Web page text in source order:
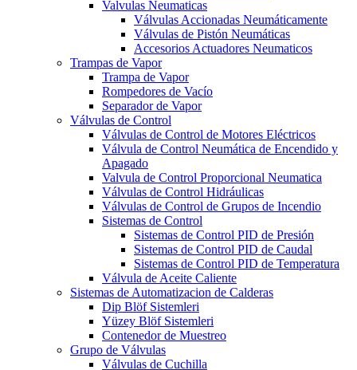
Valvulas Neumaticas
Válvulas Accionadas Neumáticamente
Válvulas de Pistón Neumáticas
Accesorios Actuadores Neumaticos
Trampas de Vapor
Trampa de Vapor
Rompedores de Vacío
Separador de Vapor
Válvulas de Control
Válvulas de Control de Motores Eléctricos
Válvula de Control Neumática de Encendido y
Apagado
Valvula de Control Proporcional Neumatica
Válvulas de Control Hidráulicas
Válvulas de Control de Grupos de Incendio
Sistemas de Control
Sistemas de Control PID de Presión
Sistemas de Control PID de Caudal
Sistemas de Control PID de Temperatura
Válvula de Aceite Caliente
Sistemas de Automatizacion de Calderas
Dip Blöf Sistemleri
Yüzey Blöf Sistemleri
Contenedor de Muestreo
Grupo de Válvulas
Válvulas de Cuchilla